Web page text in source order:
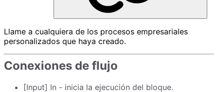
Llame a cualquiera de los procesos empresariales
personalizados que haya creado.
Conexiones de flujo
[Input] In - inicia la ejecución del bloque.